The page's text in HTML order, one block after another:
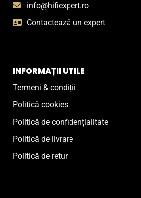
info@hifiexpert.ro
Contactează un expert
INFORMAȚII UTILE
Termeni & condiții
Politică cookies
Politică de confidențialitate
Politică de livrare
Politică de retur